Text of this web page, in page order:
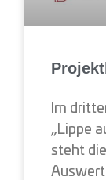
Im
„Lippe
steht